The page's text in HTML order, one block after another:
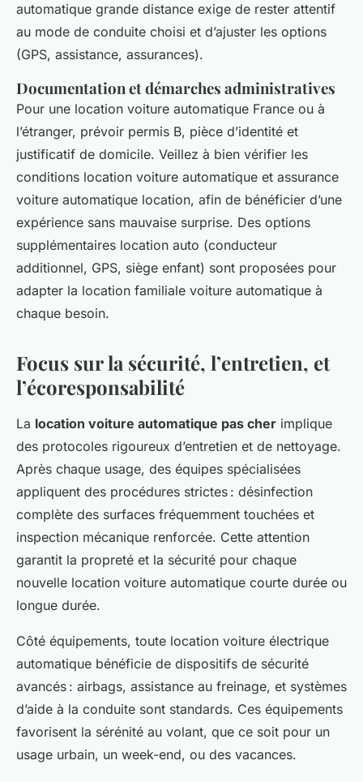
automatique grande distance exige de rester attentif
au mode de conduite choisi et d’ajuster les options
(GPS, assistance, assurances).
Documentation et démarches administratives
Pour une location voiture automatique France ou à
l’étranger, prévoir permis B, pièce d’identité et
justificatif de domicile. Veillez à bien vérifier les
conditions location voiture automatique et assurance
voiture automatique location, afin de bénéficier d’une
expérience sans mauvaise surprise. Des options
supplémentaires location auto (conducteur
additionnel, GPS, siège enfant) sont proposées pour
adapter la location familiale voiture automatique à
chaque besoin.
Focus sur la sécurité, l’entretien, et
l’écoresponsabilité
La location voiture automatique pas cher implique
des protocoles rigoureux d’entretien et de nettoyage.
Après chaque usage, des équipes spécialisées
appliquent des procédures strictes : désinfection
complète des surfaces fréquemment touchées et
inspection mécanique renforcée. Cette attention
garantit la propreté et la sécurité pour chaque
nouvelle location voiture automatique courte durée ou
longue durée.
Côté équipements, toute location voiture électrique
automatique bénéficie de dispositifs de sécurité
avancés : airbags, assistance au freinage, et systèmes
d’aide à la conduite sont standards. Ces équipements
favorisent la sérénité au volant, que ce soit pour un
usage urbain, un week-end, ou des vacances.